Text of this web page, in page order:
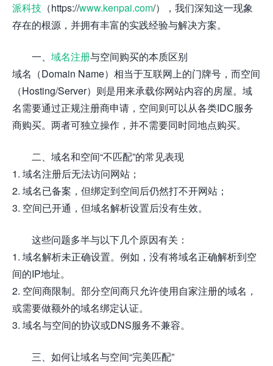
派科技 （https://www.kenpai.com/），我们深知这一现象
存在的根源，并拥有丰富的实践经验与解决方案。
一、 域名注册与空间购买的本质区别
域名（Domain Name）相当于互联网上的门牌号，而空间
（Hosting/Server）则是用来承载你网站内容的房屋。域
名需要通过正规注册商申请，空间则可以从各类IDC服务
商购买。两者可独立操作，并不需要同时同地点购买。
二、域名和空间“不匹配”的常见表现
1. 域名注册后无法访问网站；
2. 域名已备案，但绑定到空间后仍然打不开网站；
3. 空间已开通，但域名解析设置后没有生效。
这些问题多半与以下几个原因有关：
1. 域名解析未正确设置。例如，没有将域名正确解析到空
间的IP地址。
2. 空间商限制。部分空间商只允许使用自家注册的域名，
或需要做额外的域名绑定认证。
3. 域名与空间的协议或DNS服务不兼容。
三、如何让域名与空间“完美匹配”